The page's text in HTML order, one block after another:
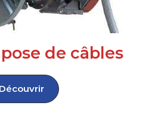
de câbles
Découvrir